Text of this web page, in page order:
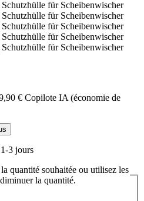
€ Copilote IA (économie de
3 jours
quantité souhaitée ou utilisez les
la quantité.